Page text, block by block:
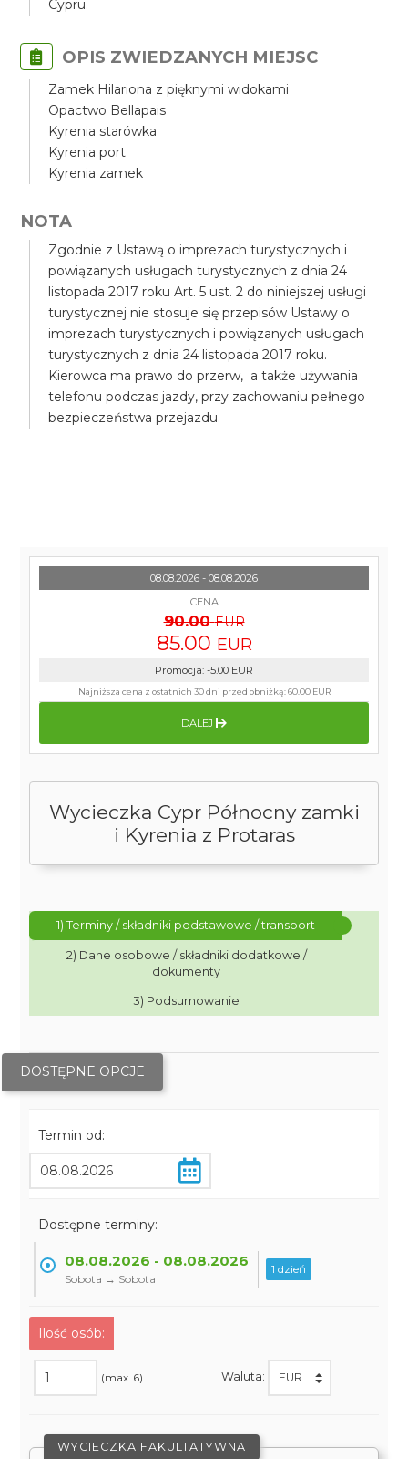
Cypru.
OPIS ZWIEDZANYCH MIEJSC
Zamek Hilariona z pięknymi widokami
Opactwo Bellapais
Kyrenia starówka
Kyrenia port
Kyrenia zamek
NOTA
Zgodnie z Ustawą o imprezach turystycznych i
powiązanych usługach turystycznych z dnia 24
listopada 2017 roku Art. 5 ust. 2 do niniejszej usługi
turystycznej nie stosuje się przepisów Ustawy o
imprezach turystycznych i powiązanych usługach
turystycznych z dnia 24 listopada 2017 roku.
Kierowca ma prawo do przerw, a także używania
telefonu podczas jazdy, przy zachowaniu pełnego
bezpieczeństwa przejazdu.
Wycieczka Cypr Północny zamki
i Kyrenia z Protaras
1) Terminy / składniki podstawowe / transport
2) Dane osobowe / składniki dodatkowe /
dokumenty
3) Podsumowanie
DOSTĘPNE OPCJE
Termin od:
Dostępne terminy:
08.08.2026 - 08.08.2026
Sobota → Sobota
1 dzień
Ilość osób:
(max. 6) Waluta:
WYCIECZKA FAKULTATYWNA
08.08.2026 - 08.08.2026
CENA
90.00 EUR
85.00 EUR
Promocja: -5.00 EUR
Najniższa cena z ostatnich 30 dni przed obniżką:60.00 EUR
DALEJ